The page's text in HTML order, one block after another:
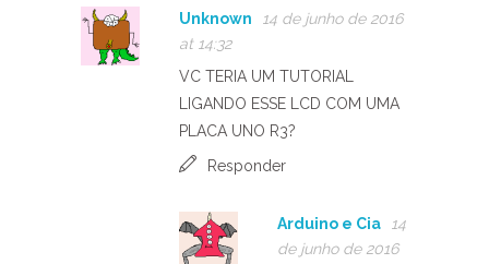
Unknown
14 de junho de 2016
at 14:32
VC TERIA UM TUTORIAL
LIGANDO ESSE LCD COM UMA
PLACA UNO R3?
Responder
Arduino e Cia
14
de junho de 2016